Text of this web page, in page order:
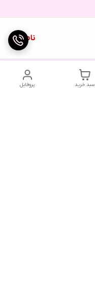
ناموجود
پروفایل سبد خرید